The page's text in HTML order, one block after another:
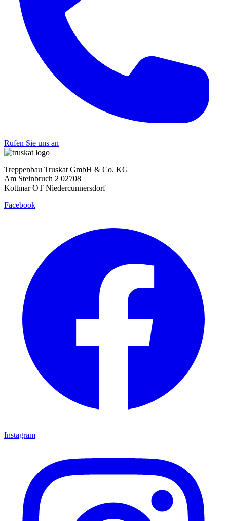
Rufen Sie uns an
Treppenbau Truskat GmbH & Co. KG
Am Steinbruch 2 02708
Kottmar OT Niedercunnersdorf
Facebook
Instagram